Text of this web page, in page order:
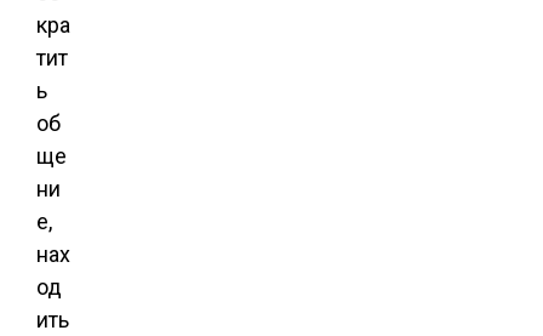
кра
тит
ь
об
ще
ни
е,
нах
од
ить